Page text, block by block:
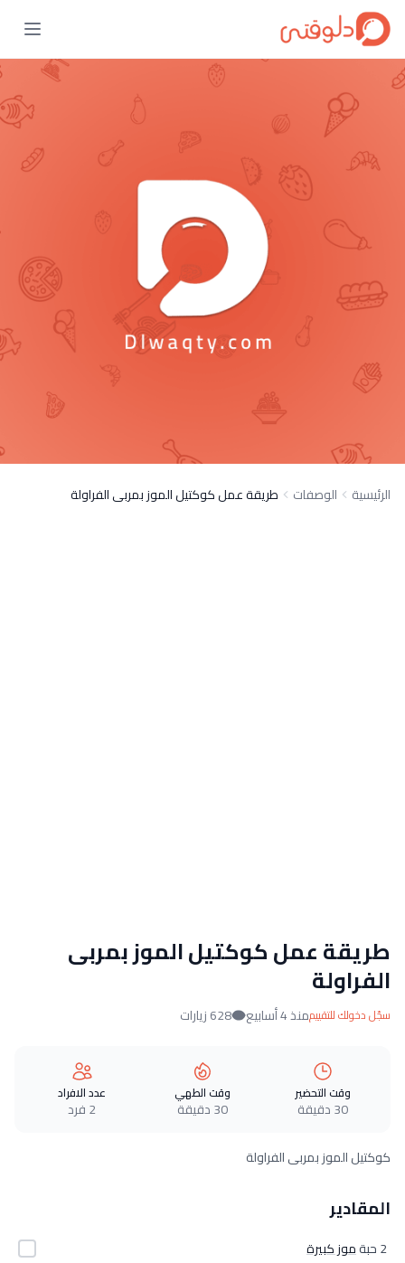
الرئيسية الوصفات طريقة عمل كوكتيل الموز بمربى الفراولة
طريقة عمل كوكتيل الموز بمربى
الفراولة
سجّل دخولك للتقييممنذ 4 أسابيع 628 زيارات
وقت التحضير
30 دقيقة
وقت الطهي
30 دقيقة
عدد الافراد
2 فرد
كوكتيل الموز بمربى الفراولة
المقادير
2 حبة
موز كبيرة